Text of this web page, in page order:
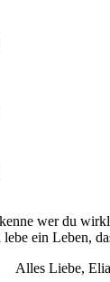
wer du
ein Leben,
Alles Liebe,